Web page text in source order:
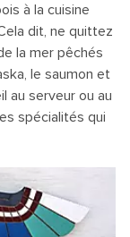
à la cuisine
dit, ne quittez
la mer pêchés
le saumon et
au serveur ou au
spécialités qui